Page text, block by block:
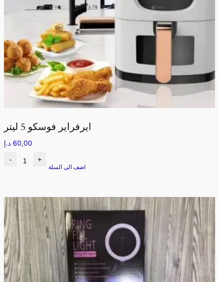
ايرفراير فوسكو 5 ليتر
60,00 د.إ
- +
اضف الى السلة